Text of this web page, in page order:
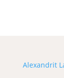
Alexandrit